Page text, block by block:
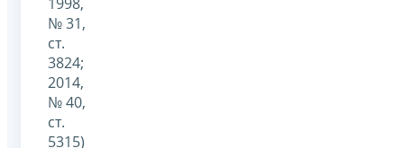
№ 31,
ст.
3824;
2014,
№ 40,
ст.
5315)